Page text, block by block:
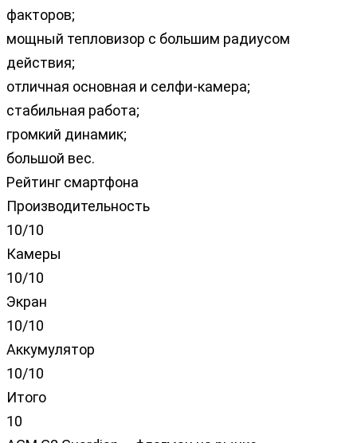
факторов;
мощный тепловизор с большим радиусом
действия;
отличная основная и селфи-камера;
стабильная работа;
громкий динамик;
большой вес.
Рейтинг смартфона
Производительность
10/10
Камеры
10/10
Экран
10/10
Аккумулятор
10/10
Итого
10